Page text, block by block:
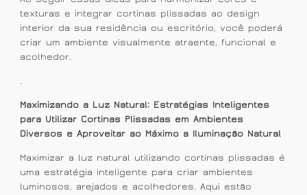
texturas e integrar cortinas plissadas ao design
interior da sua residência ou escritório, você poderá
criar um ambiente visualmente atraente, funcional e
acolhedor.
Maximizando a Luz Natural: Estratégias Inteligentes
para Utilizar Cortinas Plissadas em Ambientes
Diversos e Aproveitar ao Máximo a Iluminação Natural
Maximizar a luz natural utilizando cortinas plissadas é
uma estratégia inteligente para criar ambientes
luminosos, arejados e acolhedores. Aqui estão